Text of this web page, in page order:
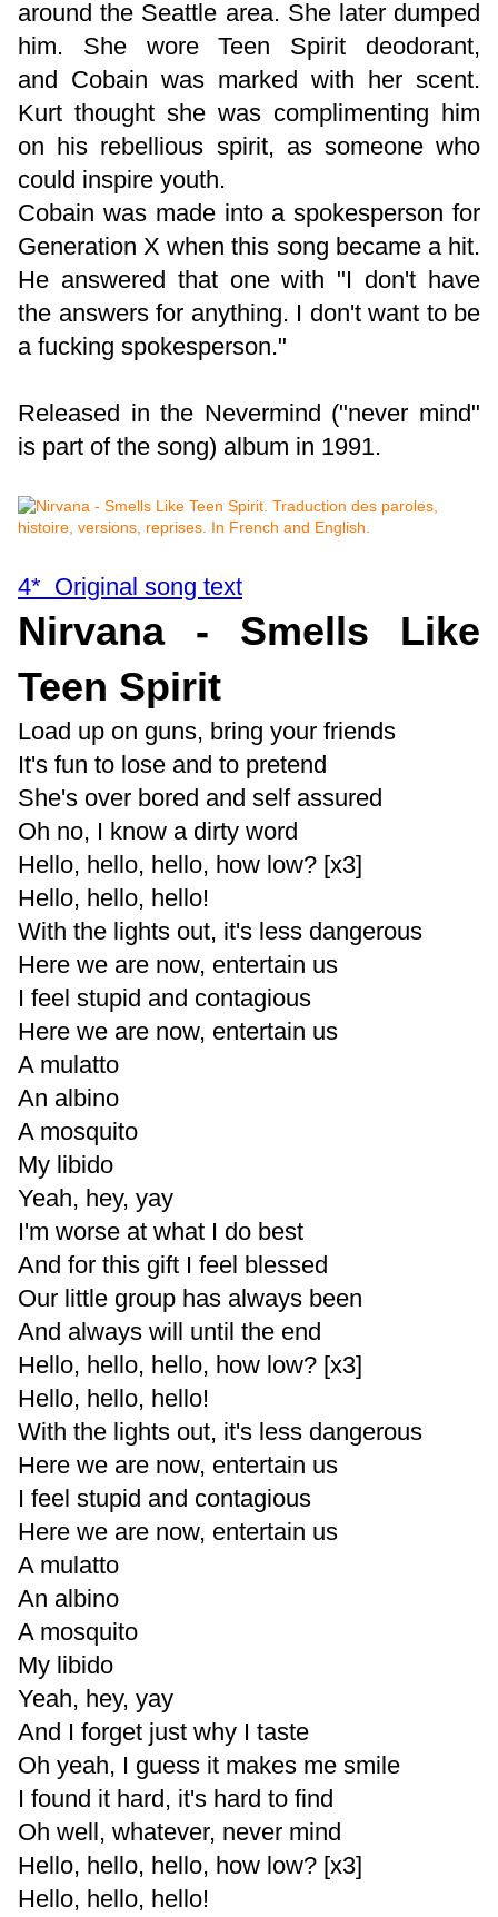
around the Seattle area. She later dumped
him. She wore Teen Spirit deodorant,
and Cobain was marked with her scent.
Kurt thought she was complimenting him
on his rebellious spirit, as someone who
could inspire youth.
Cobain was made into a spokesperson for
Generation X when this song became a hit.
He answered that one with "I don't have
the answers for anything. I don't want to be
a fucking spokesperson."
Released in the Nevermind ("never mind"
is part of the song) album in 1991.
4* Original song text
Nirvana - Smells Like
Teen Spirit
Load up on guns, bring your friends
It's fun to lose and to pretend
She's over bored and self assured
Oh no, I know a dirty word
Hello, hello, hello, how low? [x3]
Hello, hello, hello!
With the lights out, it's less dangerous
Here we are now, entertain us
I feel stupid and contagious
Here we are now, entertain us
A mulatto
An albino
A mosquito
My libido
Yeah, hey, yay
I'm worse at what I do best
And for this gift I feel blessed
Our little group has always been
And always will until the end
Hello, hello, hello, how low? [x3]
Hello, hello, hello!
With the lights out, it's less dangerous
Here we are now, entertain us
I feel stupid and contagious
Here we are now, entertain us
A mulatto
An albino
A mosquito
My libido
Yeah, hey, yay
And I forget just why I taste
Oh yeah, I guess it makes me smile
I found it hard, it's hard to find
Oh well, whatever, never mind
Hello, hello, hello, how low? [x3]
Hello, hello, hello!